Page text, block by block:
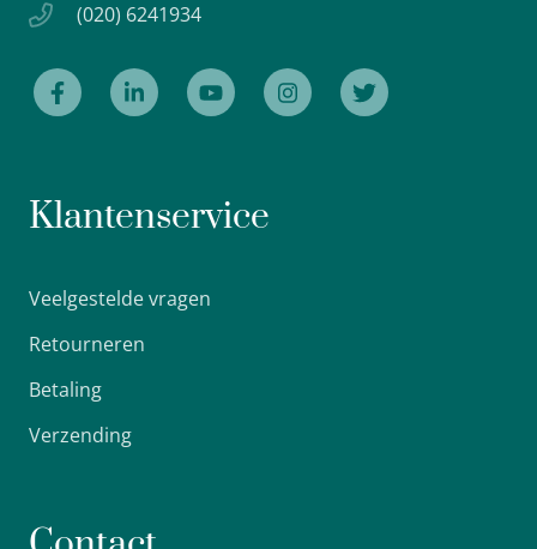
(020) 6241934
Klantenservice
Veelgestelde vragen
Retourneren
Betaling
Verzending